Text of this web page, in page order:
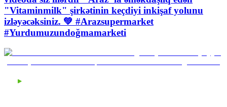
"Vitaminmilk" şirkətinin keçdiyi inkişaf yolunu
izləyəcəksiniz. 💚 #Arazsupermarket
#Yurdumuzundoğmamarketi